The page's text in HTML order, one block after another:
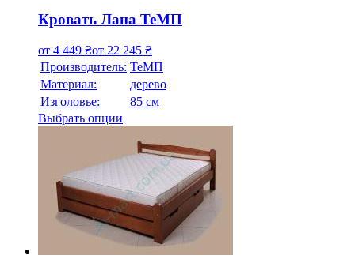
Кровать Лана ТеМП
от4 449₴от 22 245 ₴
Производитель: ТеМП
Материал:
дерево
Изголовье:
85 см
Выбрать опции